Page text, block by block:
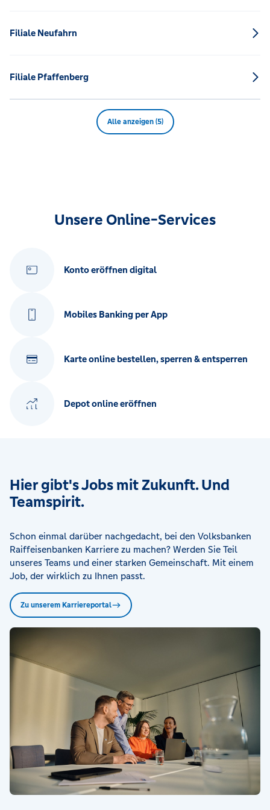
Filiale Neufahrn
Filiale Pfaffenberg
Alle anzeigen (5)
Unsere Online-Services
Konto eröffnen digital
Mobiles Banking per App
Karte online bestellen, sperren & entsperren
Depot online eröffnen
Hier gibt's Jobs mit Zukunft. Und
Teamspirit.
Schon einmal darüber nachgedacht, bei den Volksbanken
Raiffeisenbanken Karriere zu machen? Werden Sie Teil
unseres Teams und einer starken Gemeinschaft. Mit einem
Job, der wirklich zu Ihnen passt.
Zu unserem Karriereportal